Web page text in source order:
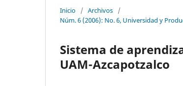
Inicio / Archivos
/
Núm. 6 (2006): No. 6, Universidad y
Sistema de
UAM-Azcapotzalco